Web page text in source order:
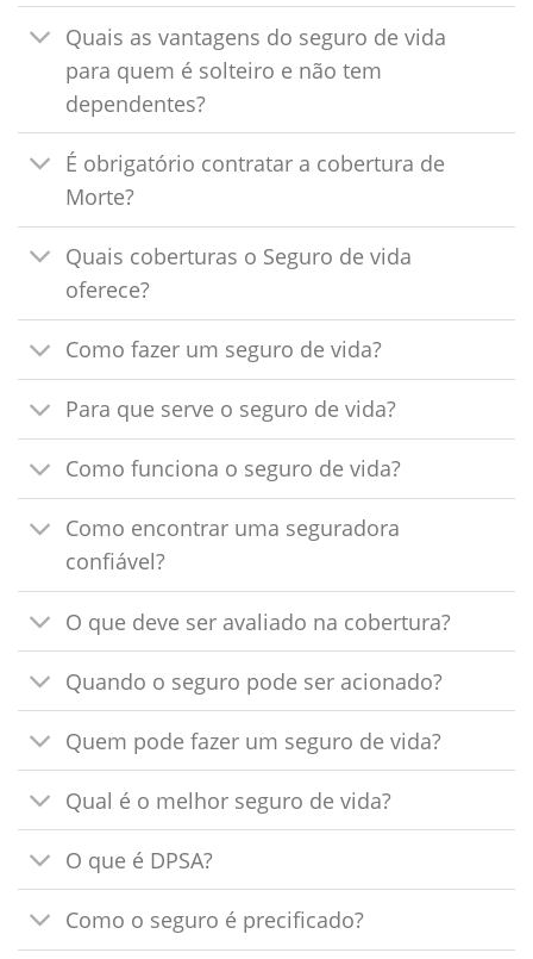
Quais as vantagens do seguro de vida
para quem é solteiro e não tem
dependentes?
É obrigatório contratar a cobertura de
Morte?
Quais coberturas o Seguro de vida
oferece?
Como fazer um seguro de vida?
Para que serve o seguro de vida?
Como funciona o seguro de vida?
Como encontrar uma seguradora
confiável?
O que deve ser avaliado na cobertura?
Quando o seguro pode ser acionado?
Quem pode fazer um seguro de vida?
Qual é o melhor seguro de vida?
O que é DPSA?
Como o seguro é precificado?